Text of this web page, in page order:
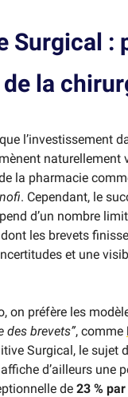
Surgical :
la
l’investissement
naturellement
la pharmacie
. Cependant, le
d’un nombre
les brevets
et une
on préfère les
des brevets”, comme
Surgical, le sujet
d’ailleurs une
de 23 %